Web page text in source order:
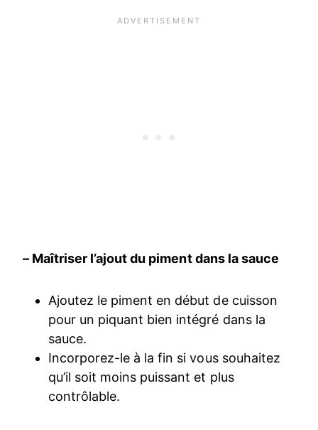
– Maîtriser l’ajout du piment dans la sauce
Ajoutez le piment en début de cuisson
pour un piquant bien intégré dans la
sauce.
Incorporez-le à la fin si vous souhaitez
qu’il soit moins puissant et plus
contrôlable.